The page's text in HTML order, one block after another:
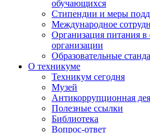
обучающихся
Стипендии и меры
Международное
Организация питания в
организации
Образовательные
О техникуме
Техникум сегодня
Музей
Антикоррупционная
Полезные ссылки
Библиотека
Вопрос-ответ